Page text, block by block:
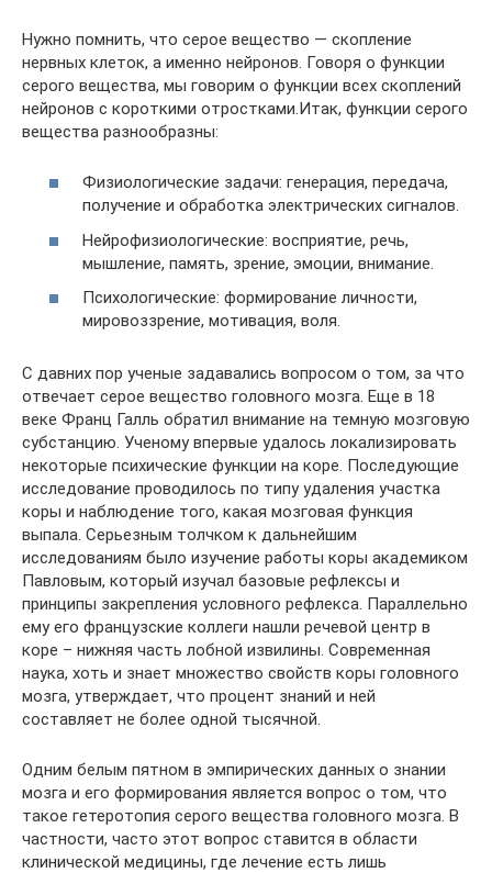
Нужно помнить, что серое вещество — скопление
нервных клеток, а именно нейронов. Говоря о функции
серого вещества, мы говорим о функции всех скоплений
нейронов с короткими отростками.Итак, функции серого
вещества разнообразны:
Физиологические задачи: генерация, передача,
получение и обработка электрических сигналов.
Нейрофизиологические: восприятие, речь,
мышление, память, зрение, эмоции, внимание.
Психологические: формирование личности,
мировоззрение, мотивация, воля.
С давних пор ученые задавались вопросом о том, за что
отвечает серое вещество головного мозга. Еще в 18
веке Франц Галль обратил внимание на темную мозговую
субстанцию. Ученому впервые удалось локализировать
некоторые психические функции на коре. Последующие
исследование проводилось по типу удаления участка
коры и наблюдение того, какая мозговая функция
выпала. Серьезным толчком к дальнейшим
исследованиям было изучение работы коры академиком
Павловым, который изучал базовые рефлексы и
принципы закрепления условного рефлекса. Параллельно
ему его французские коллеги нашли речевой центр в
коре – нижняя часть лобной извилины. Современная
наука, хоть и знает множество свойств коры головного
мозга, утверждает, что процент знаний и ней
составляет не более одной тысячной.
Одним белым пятном в эмпирических данных о знании
мозга и его формирования является вопрос о том, что
такое гетеротопия серого вещества головного мозга. В
частности, часто этот вопрос ставится в области
клинической медицины, где лечение есть лишь